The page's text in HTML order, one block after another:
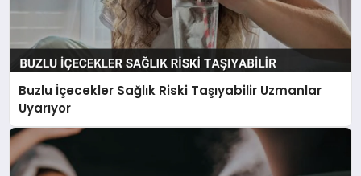
Buzlu İçecekler Sağlık Riski Taşıyabilir Uzmanlar
Uyarıyor